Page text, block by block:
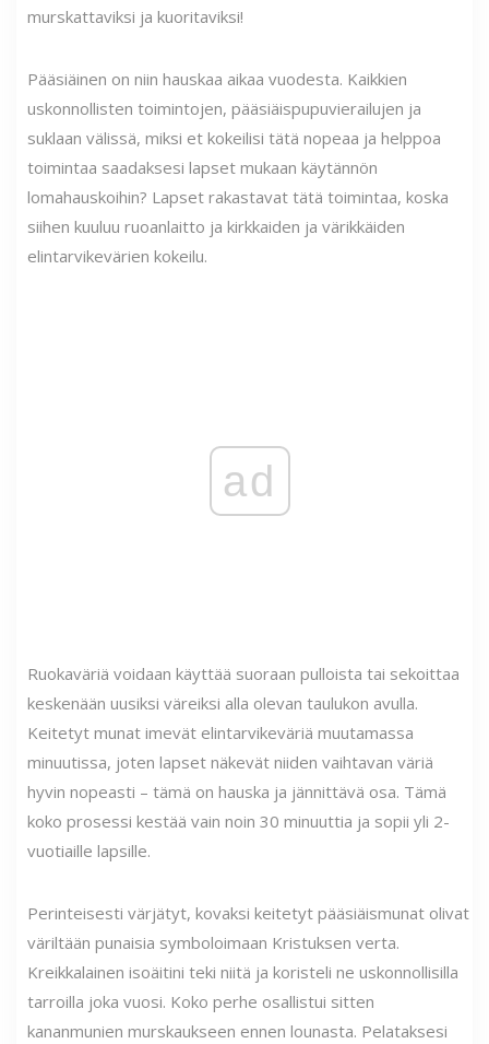
murskattaviksi ja kuoritaviksi!
Pääsiäinen on niin hauskaa aikaa vuodesta. Kaikkien
uskonnollisten toimintojen, pääsiäispupuvierailujen ja
suklaan välissä, miksi et kokeilisi tätä nopeaa ja helppoa
toimintaa saadaksesi lapset mukaan käytännön
lomahauskoihin? Lapset rakastavat tätä toimintaa, koska
siihen kuuluu ruoanlaitto ja kirkkaiden ja värikkäiden
elintarvikevärien kokeilu.
ad
Ruokaväriä voidaan käyttää suoraan pulloista tai sekoittaa
keskenään uusiksi väreiksi alla olevan taulukon avulla.
Keitetyt munat imevät elintarvikeväriä muutamassa
minuutissa, joten lapset näkevät niiden vaihtavan väriä
hyvin nopeasti – tämä on hauska ja jännittävä osa. Tämä
koko prosessi kestää vain noin 30 minuuttia ja sopii yli 2-
vuotiaille lapsille.
Perinteisesti värjätyt, kovaksi keitetyt pääsiäismunat olivat
väriltään punaisia ​​symboloimaan Kristuksen verta.
Kreikkalainen isoäitini teki niitä ja koristeli ne uskonnollisilla
tarroilla joka vuosi. Koko perhe osallistui sitten
kananmunien murskaukseen ennen lounasta. Pelataksesi